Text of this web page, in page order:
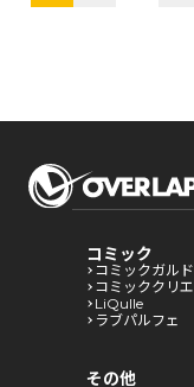
コミック
コミックガルド
コミッククリエ
LiQulle
ラブパルフェ
その他